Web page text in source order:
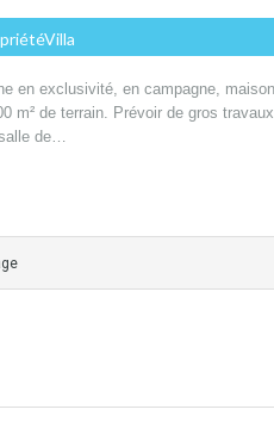
en exclusivité, en campagne,
m² de terrain. Prévoir de gros
de…